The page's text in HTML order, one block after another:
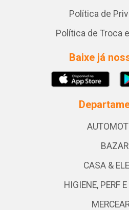
Política de
Política de Troca
Baixe já
BAZAR
CASA &
HIGIENE, PERF